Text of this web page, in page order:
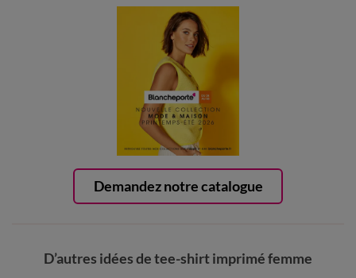
Demandez notre catalogue
D’autres idées de tee-shirt imprimé femme